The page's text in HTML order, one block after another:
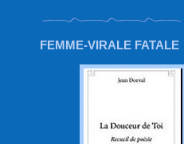
FEMME-VIRALE FATALE